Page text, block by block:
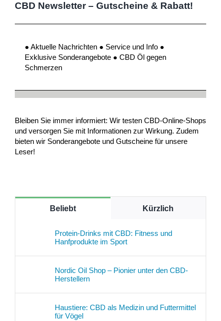
CBD Newsletter – Gutscheine & Rabatt!
● Aktuelle Nachrichten ● Service und Info ●
Exklusive Sonderangebote ● CBD Öl gegen
Schmerzen
Bleiben Sie immer informiert: Wir testen CBD-Online-Shops
und versorgen Sie mit Informationen zur Wirkung. Zudem
bieten wir Sonderangebote und Gutscheine für unsere
Leser!
Beliebt Kürzlich
Protein-Drinks mit CBD: Fitness und
Hanfprodukte im Sport
Nordic Oil Shop – Pionier unter den CBD-
Herstellern
Haustiere: CBD als Medizin und Futtermittel
für Vögel